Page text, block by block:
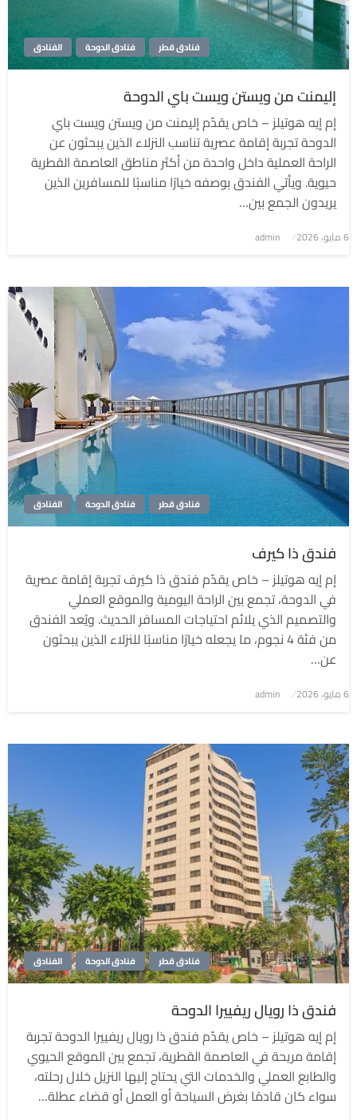
الفنادق فنادق الدوحة فنادق قطر
إليمنت من ويستن ويست باي الدوحة
إم إيه هوتيلز – خاص يقدّم إليمنت من ويستن ويست باي
الدوحة تجربة إقامة عصرية تناسب النزلاء الذين يبحثون عن
الراحة العملية داخل واحدة من أكثر مناطق العاصمة القطرية
حيوية. ويأتي الفندق بوصفه خيارًا مناسبًا للمسافرين الذين
يريدون الجمع بين…
نُشر
6 مايو، 2026 admin
الفنادق فنادق الدوحة فنادق قطر
فندق ذا كيرف
إم إيه هوتيلز – خاص يقدّم فندق ذا كيرف تجربة إقامة عصرية
في الدوحة، تجمع بين الراحة اليومية والموقع العملي
والتصميم الذي يلائم احتياجات المسافر الحديث. ويُعد الفندق
من فئة 4 نجوم، ما يجعله خيارًا مناسبًا للنزلاء الذين يبحثون
عن…
نُشر
6 مايو، 2026 admin
الفنادق فنادق الدوحة فنادق قطر
فندق ذا رويال ريفييرا الدوحة
إم إيه هوتيلز – خاص يقدّم فندق ذا رويال ريفييرا الدوحة تجربة
إقامة مريحة في العاصمة القطرية، تجمع بين الموقع الحيوي
والطابع العملي والخدمات التي يحتاج إليها النزيل خلال رحلته،
سواء كان قادمًا بغرض السياحة أو العمل أو قضاء عطلة…